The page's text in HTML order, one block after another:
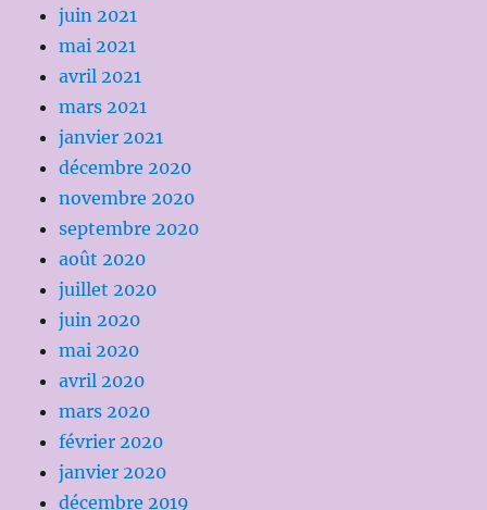
juin 2021
mai 2021
avril 2021
mars 2021
janvier 2021
décembre 2020
novembre 2020
septembre 2020
août 2020
juillet 2020
juin 2020
mai 2020
avril 2020
mars 2020
février 2020
janvier 2020
décembre 2019